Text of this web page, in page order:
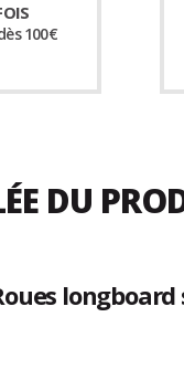
100€
DU